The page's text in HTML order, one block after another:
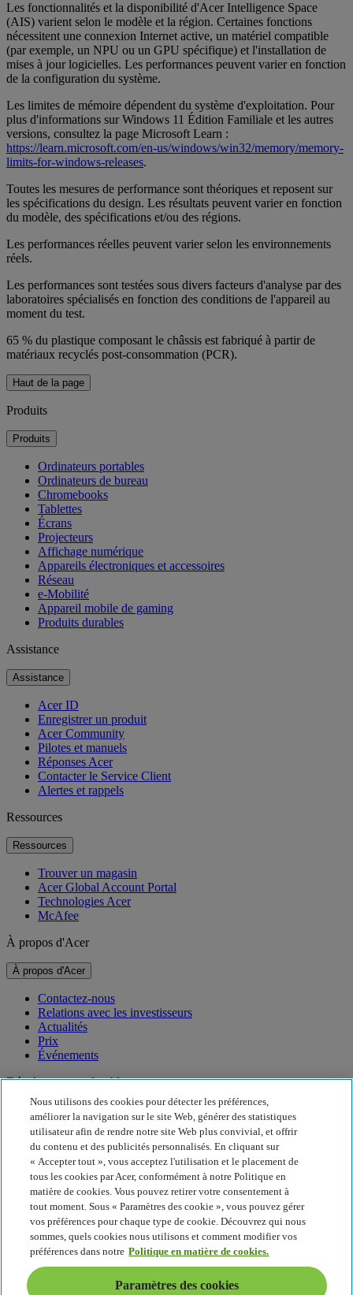
Les fonctionnalités et la disponibilité d'Acer Intelligence Space
(AIS) varient selon le modèle et la région. Certaines fonctions
nécessitent une connexion Internet active, un matériel compatible
(par exemple, un NPU ou un GPU spécifique) et l'installation de
mises à jour logicielles. Les performances peuvent varier en fonction
de la configuration du système.
Les limites de mémoire dépendent du système d'exploitation. Pour
plus d'informations sur Windows 11 Édition Familiale et les autres
versions, consultez la page Microsoft Learn :
https://learn.microsoft.com/en-us/windows/win32/memory/memory-
limits-for-windows-releases.
Toutes les mesures de performance sont théoriques et reposent sur
les spécifications du design. Les résultats peuvent varier en fonction
du modèle, des spécifications et/ou des régions.
Les performances réelles peuvent varier selon les environnements
réels.
Les performances sont testées sous divers facteurs d'analyse par des
laboratoires spécialisés en fonction des conditions de l'appareil au
moment du test.
65 % du plastique composant le châssis est fabriqué à partir de
matériaux recyclés post-consommation (PCR).
Haut de la page
Produits
Produits
Ordinateurs portables
Ordinateurs de bureau
Chromebooks
Tablettes
Écrans
Projecteurs
Affichage numérique
Appareils électroniques et accessoires
Réseau
e-Mobilité
Appareil mobile de gaming
Produits durables
Assistance
Assistance
Acer ID
Enregistrer un produit
Acer Community
Pilotes et manuels
Réponses Acer
Contacter le Service Client
Alertes et rappels
Ressources
Ressources
Trouver un magasin
Acer Global Account Portal
Technologies Acer
McAfee
À propos d'Acer
À propos d'Acer
Contactez-nous
Relations avec les investisseurs
Actualités
Prix
Événements
Développement durable
Développement durable
Responsabilité sociale de l'entreprise
Empreinte carbone du produit
Project Humanity
Earthion
Politique de confidentialité
Politique en matière de cookies
Mentions légales
Informations légales supplémentaires
Politique en matière d'accessibilité
Paramètres des cookies
Nous utilisons des cookies pour détecter les préférences,
améliorer la navigation sur le site Web, générer des statistiques
utilisateur afin de rendre notre site Web plus convivial, et offrir
du contenu et des publicités personnalisés. En cliquant sur
« Accepter tout », vous acceptez l'utilisation et le placement de
tous les cookies par Acer, conformément à notre Politique en
matière de cookies. Vous pouvez retirer votre consentement à
tout moment. Sous « Paramètres des cookie », vous pouvez gérer
vos préférences pour chaque type de cookie. Découvrez qui nous
sommes, quels cookies nous utilisons et comment modifier vos
préférences dans notre Politique en matière de cookies.
Paramètres des cookies